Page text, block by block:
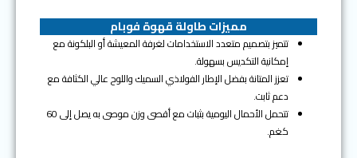
مميزات طاولة قهوة فوبام
تتميز بتصميم متعدد الاستخدامات لغرفة المعيشة أو البلكونة مع
إمكانية التكديس بسهولة.
تعزز المتانة بفضل الإطار الفولاذي السميك واللوح عالي الكثافة مع
دعم ثابت.
تتحمل الأحمال اليومية بثبات مع أقصى وزن موصى به يصل إلى 60
كغم.